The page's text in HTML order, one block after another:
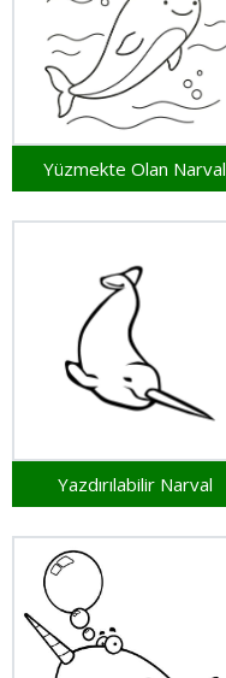
Yüzmekte Olan Narval
Yazdırılabilir Narval